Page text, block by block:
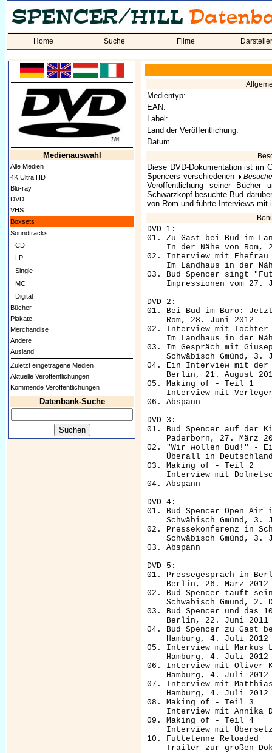
Home Suche Filme Darsteller
Medienauswahl
Alle Medien
4K Ultra HD
Blu-ray
DVD
VHS
Boxsets
Soundtracks
CD
LP
Single
MC
Digital
Bücher
Plakate
Merchandise
Andere
Ausland
Zuletzt eingetragene Medien
Aktuelle Veröffentlichungen
Kommende Veröffentlichungen
Datenbank-Suche
Medientyp:
EAN:
Label:
Land der Veröffentlichung:
Datum
Diese DVD-Dokumentation ist im
Spencers verschiedenen
Veröffentlichung seiner Bücher
Schwarzkopf besuchte Bud
von Rom und führte Interviews mit
DVD 1:
01. Zu Gast bei Bud im
In der Nähe von Rom,
02. Interview mit
Im Landhaus in der
03. Bud Spencer singt
Impressionen vom 27.
DVD 2:
01. Bei Bud im Büro:
    Rom, 28. Juni 2012
02. Interview mit
Im Landhaus in der
03. Im Gespräch mit
Schwäbisch Gmünd, 3.
04. Ein Interview mit
Berlin, 21. August
05. Making of - Teil
Interview mit
06. Abspann
DVD 3:
01. Bud Spencer auf
Paderborn, 27. März
02. "Wir wollen Bud!" -
Überall in
03. Making of - Teil
Interview mit
04. Abspann
DVD 4:
01. Bud Spencer Open Air
Schwäbisch Gmünd, 3.
02. Pressekonferenz in
Schwäbisch Gmünd, 3.
03. Abspann
DVD 5:
01. Pressegespräch
    Berlin, 26. März 2012
02. Bud Spencer tauft
Schwäbisch Gmünd, 2.
03. Bud Spencer und das
    Berlin, 22. Juni 2011
04. Bud Spencer zu
    Hamburg, 4. Juli 2012
05. Interview mit
    Hamburg, 4. Juli 2012
06. Interview mit
    Hamburg, 4. Juli 2012
07. Interview mit
    Hamburg, 4. Juli 2012
08. Making of - Teil
Interview mit Annika
09. Making of - Teil
Interview mit
10. Futtetenne
Trailer zur großen